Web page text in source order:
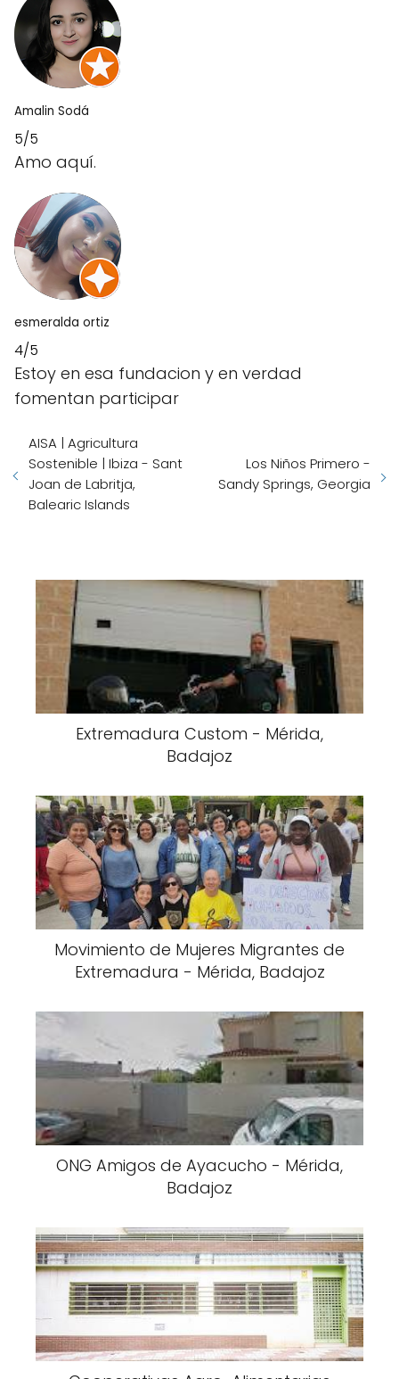
Amalin Sodá
5/5
Amo aquí.
esmeralda ortiz
4/5
Estoy en esa fundacion y en verdad
fomentan participar
AISA | Agricultura
Sostenible | Ibiza - Sant
Joan de Labritja,
Balearic Islands
Los Niños Primero -
Sandy Springs, Georgia
Extremadura Custom - Mérida,
Badajoz
Movimiento de Mujeres Migrantes de
Extremadura - Mérida, Badajoz
ONG Amigos de Ayacucho - Mérida,
Badajoz